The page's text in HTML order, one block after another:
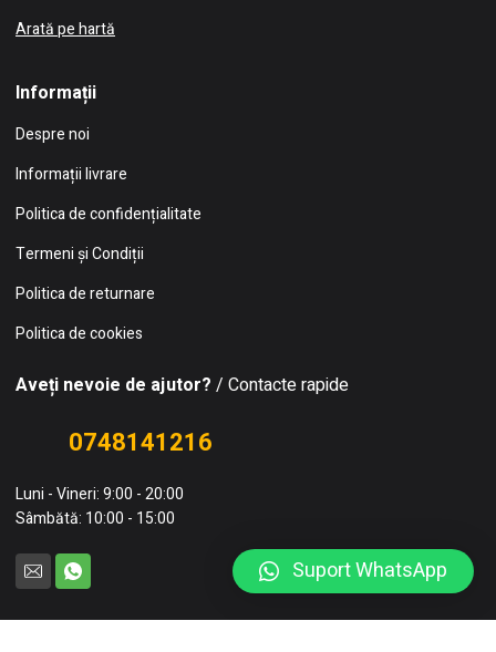
Arată pe hartă
Informații
Despre noi
Informații livrare
Politica de confidențialitate
Termeni și Condiții
Politica de returnare
Politica de cookies
Aveți nevoie de ajutor? / Contacte rapide
0748141216
Luni - Vineri: 9:00 - 20:00
Sâmbătă: 10:00 - 15:00
Suport WhatsApp